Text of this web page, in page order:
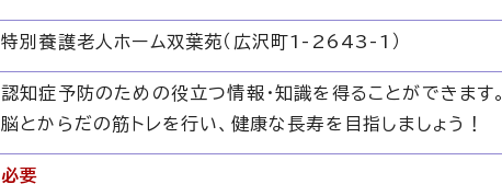
特別養護老人ホーム双葉苑（広沢町1-2643-1）
認知症予防のための役立つ情報・知識を得ることができます。
脳とからだの筋トレを行い、健康な長寿を目指しましょう！
必要